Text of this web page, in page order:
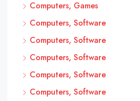
Computers, Games
Computers, Software
Computers, Software
Computers, Software
Computers, Software
Computers, Software